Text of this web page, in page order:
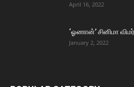
April 16, 2022
‘ஓணான்’ சினிமா
January 2, 2022